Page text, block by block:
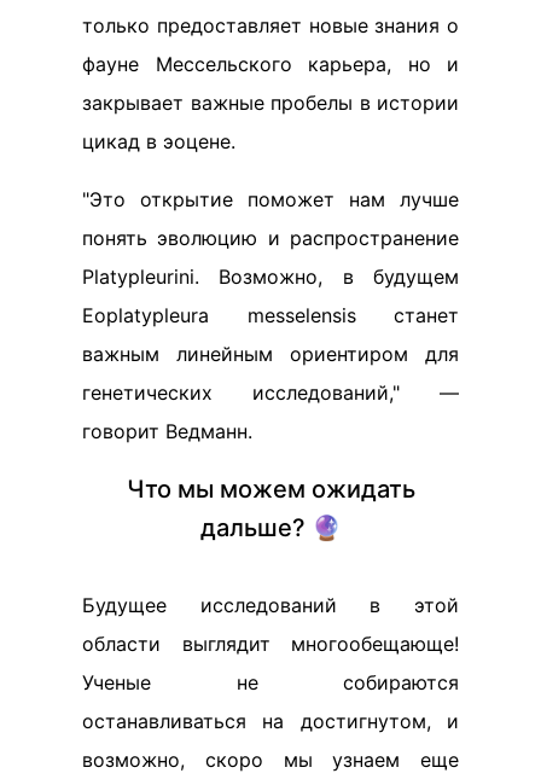
только предоставляет новые знания о
фауне Мессельского карьера, но и
закрывает важные пробелы в истории
цикад в эоцене.
"Это открытие поможет нам лучше
понять эволюцию и распространение
Platypleurini. Возможно, в будущем
Eoplatypleura messelensis станет
важным линейным ориентиром для
генетических исследований," —
говорит Ведманн.
Что мы можем ожидать
дальше? 🔮
Будущее исследований в этой
области выглядит многообещающе!
Ученые не собираются
останавливаться на достигнутом, и
возможно, скоро мы узнаем еще